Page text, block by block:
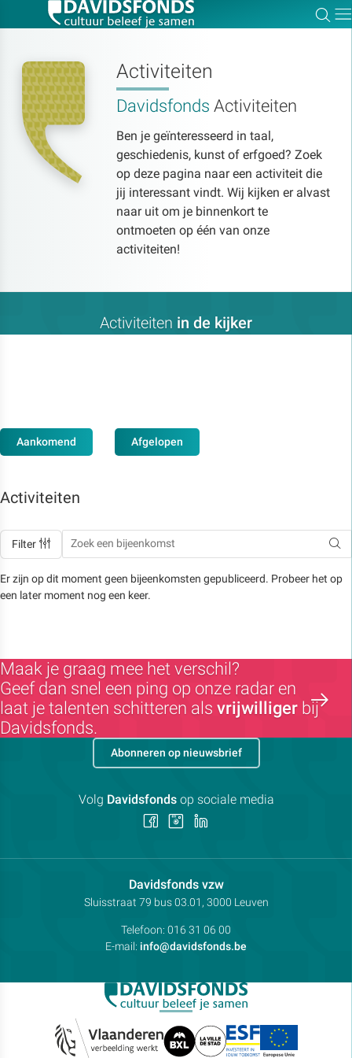
Activiteiten
Davidsfonds Activiteiten
Ben je geïnteresseerd in taal,
geschiedenis, kunst of erfgoed? Zoek
op deze pagina naar een activiteit die
jij interessant vindt. Wij kijken er alvast
naar uit om je binnenkort te
ontmoeten op één van onze
activiteiten!
Activiteiten in de kijker
Aankomend Afgelopen
Activiteiten
Filter
Er zijn op dit moment geen bijeenkomsten gepubliceerd. Probeer het op
een later moment nog een keer.
Maak je graag mee het verschil?
Geef dan snel een ping op onze radar en
laat je talenten schitteren als vrijwilliger bij
Davidsfonds.
Davidsfonds vzwContactpersoon:
Adres:
Sluisstraat 79 bus 03.01, 3000 Leuven
Telefoon: 016 31 06 00
E-mail: info@davidsfonds.be
Abonneren op nieuwsbrief
Volg Davidsfondsop sociale media
Volg Volg
Zoek:
Zoeken